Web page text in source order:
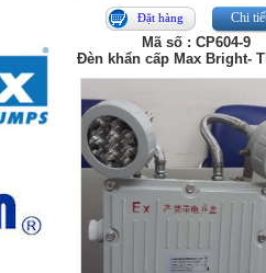
Đặt hàng Chi
Mã số : CP604-9
Đèn khẩn cấp Max Bright-